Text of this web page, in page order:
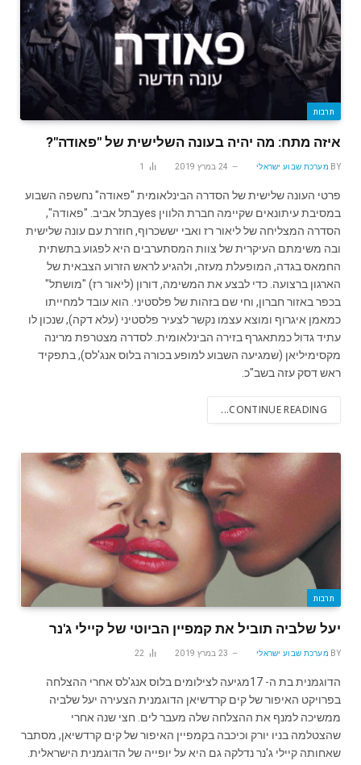
תרבות
איזה מתח: מה יהיה בעונה השלישית של "פאודה"?
BY מערכת שבוע ישראלי 24 במרץ 2019 1
פרטי העונה שלישית של הסדרה הבינלאומית "פאודה" נחשפה השבוע
במסיבת עיתונאים שקיימה חברת הלווין yesבתל אביב. "פאודה",
הסדרה המצליחה של ליאור רז ואבי יששכרוף, חוזרת עם עונה שלישית
ובה משימתם העיקרית של צוות המסתערבים היא לפגוע בתשתית
החמאס בגדה, המופעלת מעזה, ולהגיע לראש הזרוע הצבאית של
הארגון ברצועה. כדי לבצע את המשימה, דורון (ליאור רז) "מושתל"
בכפר באזור חברון, וחי שם בזהות של פלסטיני. הוא עובד למחייתו
כמאמן איגרוף ומוצא עצמו נקשר לצעיר פלסטיני (עלא דקה), שנכון לו
עתיד גדול כמתאגרף בזירה הבינלאומית. לסדרה מצטרפת מרינה
מקסימיליאן (שמגיעה השבוע למופע בכורה בלוס אנג'לס), בתפקיד
ראש דסק עזה בשב"כ.
CONTINUE READING...
תרבות
יעל שלביה תוביל את קמפיין הביוטי של קיילי ג'נר
BY מערכת שבוע ישראלי 23 במרץ 2019 22
הדוגמנית בת ה- 17מגיעה לצילומים בלוס אנג'לס אחרי ההצלחה
בפרויקט האיפור של קים קרדשיאן הדוגמנית הצעירה יעל שלביה
ממשיכה למנף את ההצלחה שלה מעבר לים. חצי שנה אחרי
שהצטלמה בניו יורק וכיכבה בקמפיין האיפור של קים קרדשיאן, מסתבר
שאחותה קיילי ג'נר נדלקה גם היא על יופייה של הדוגמנית הישראלית.